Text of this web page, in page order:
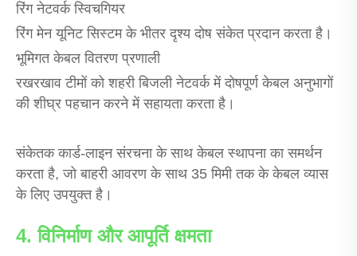
रिंग नेटवर्क स्विचगियर
रिंग मेन यूनिट सिस्टम के भीतर दृश्य दोष संकेत प्रदान करता है।
भूमिगत केबल वितरण प्रणाली
रखरखाव टीमों को शहरी बिजली नेटवर्क में दोषपूर्ण केबल अनुभागों
की शीघ्र पहचान करने में सहायता करता है।
संकेतक कार्ड-लाइन संरचना के साथ केबल स्थापना का समर्थन
करता है, जो बाहरी आवरण के साथ 35 मिमी तक के केबल व्यास
के लिए उपयुक्त है।
4. विनिर्माण और आपूर्ति क्षमता